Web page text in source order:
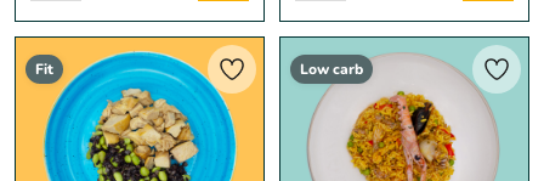
Fit Low carb